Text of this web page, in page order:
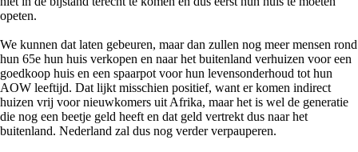
opeten.
We kunnen dat laten gebeuren, maar dan zullen nog meer mensen rond
hun 65e hun huis verkopen en naar het buitenland verhuizen voor een
goedkoop huis en een spaarpot voor hun levensonderhoud tot hun
AOW leeftijd. Dat lijkt misschien positief, want er komen indirect
huizen vrij voor nieuwkomers uit Afrika, maar het is wel de generatie
die nog een beetje geld heeft en dat geld vertrekt dus naar het
buitenland. Nederland zal dus nog verder verpauperen.